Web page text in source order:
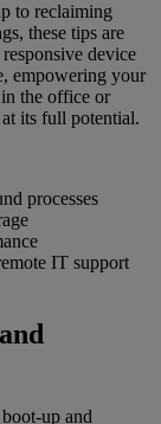
to reclaiming
these tips are
device
empowering your
the office or
its full potential.
processes
IT support
up and